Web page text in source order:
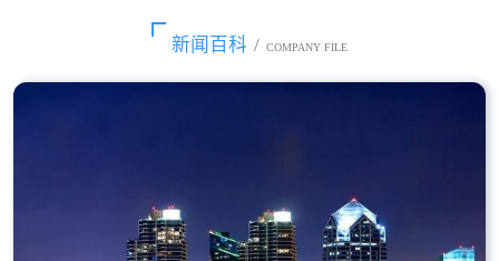
新闻百科 / COMPANY FILE